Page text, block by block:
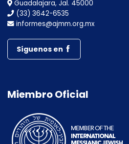
Guadalajara, Jal. 45000
(33) 3642-6535
informes@ajmm.org.mx
Síguenos en
Miembro Oficial